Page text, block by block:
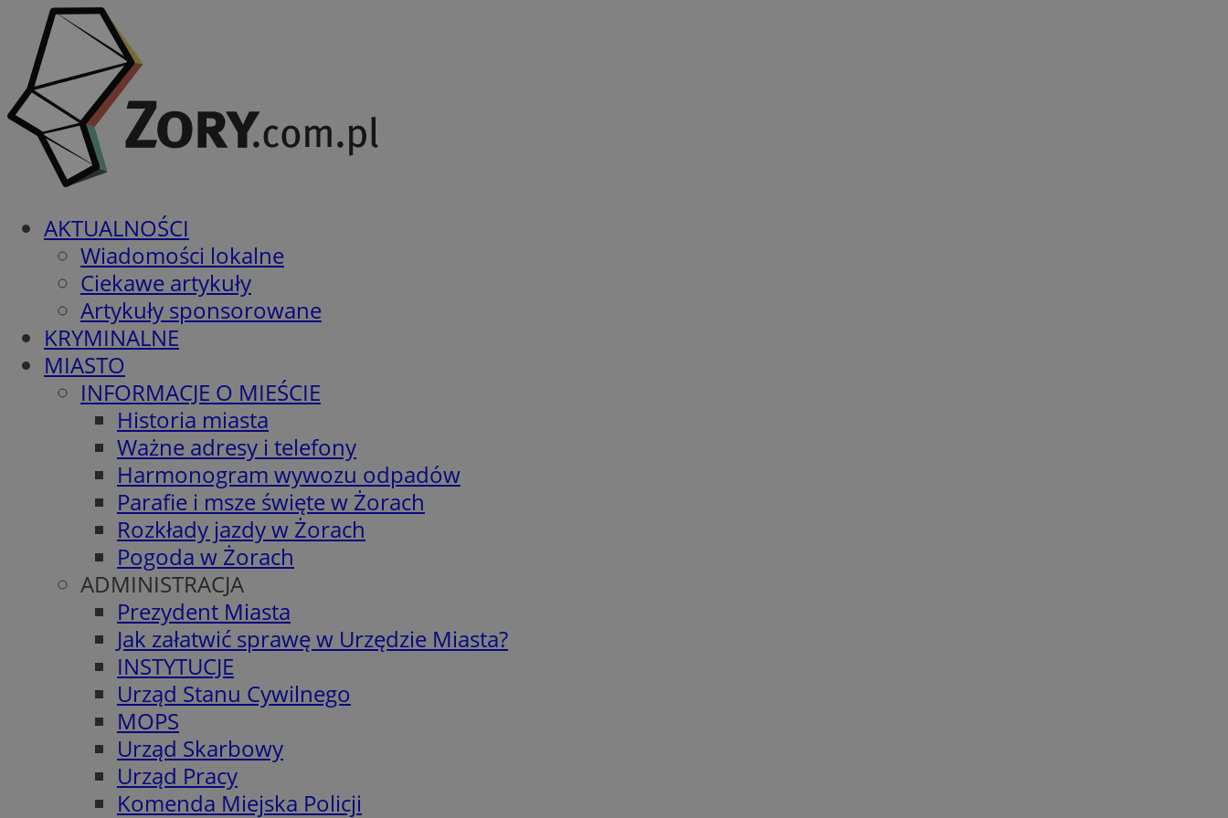
AKTUALNOŚCI
Wiadomości lokalne
Ciekawe artykuły
Artykuły sponsorowane
KRYMINALNE
MIASTO
INFORMACJE O MIEŚCIE
Historia miasta
Ważne adresy i telefony
Harmonogram wywozu odpadów
Parafie i msze święte w Żorach
Rozkłady jazdy w Żorach
Pogoda w Żorach
ADMINISTRACJA
Prezydent Miasta
Jak załatwić sprawę w Urzędzie Miasta?
INSTYTUCJE
Urząd Stanu Cywilnego
MOPS
Urząd Skarbowy
Urząd Pracy
Komenda Miejska Policji